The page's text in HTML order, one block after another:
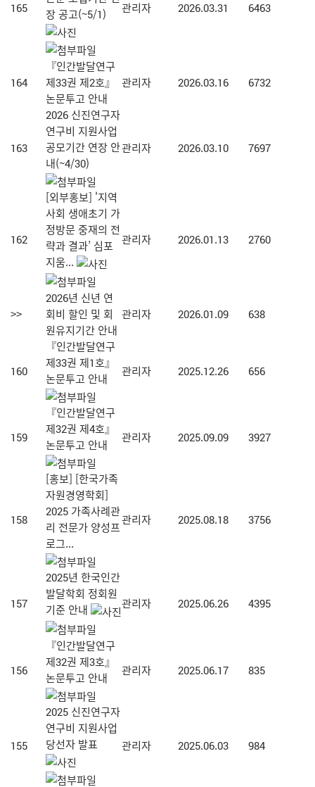
165
장 공고(~5/1)
관리자 2026.03.31 6463
164
『인간발달연구
제33권 제2호』
논문투고 안내
관리자 2026.03.16 6732
163
2026 신진연구자
연구비 지원사업
공모기간 연장 안
내(~4/30)
관리자 2026.03.10 7697
162
[외부홍보] '지역
사회 생애초기 가
정방문 중재의 전
략과 결과’ 심포
지움...
관리자 2026.01.13 2760
>>
2026년 신년 연
회비 할인 및 회
원유지기간 안내
관리자 2026.01.09 638
160
『인간발달연구
제33권 제1호』
논문투고 안내
관리자 2025.12.26 656
159
『인간발달연구
제32권 제4호』
논문투고 안내
관리자 2025.09.09 3927
158
[홍보] [한국가족
자원경영학회]
2025 가족사례관
리 전문가 양성프
로그...
관리자 2025.08.18 3756
157
2025년 한국인간
발달학회 정회원
기준 안내
관리자 2025.06.26 4395
156
『인간발달연구
제32권 제3호』
논문투고 안내
관리자 2025.06.17 835
155
2025 신진연구자
연구비 지원사업
당선자 발표
관리자 2025.06.03 984